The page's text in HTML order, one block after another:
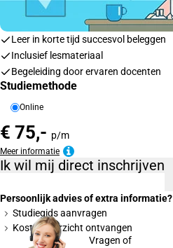
Leer in korte tijd succesvol beleggen
Inclusief lesmateriaal
Begeleiding door ervaren docenten
Studiemethode
Online
€ 75,- p/m
Meer informatie
Ik wil mij direct inschrijven
Persoonlijk advies of extra informatie?
Studiegids aanvragen
Kostenoverzicht ontvangen
Vragen of